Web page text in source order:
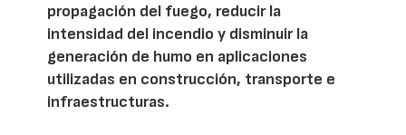
propagación del fuego, reducir la
intensidad del incendio y disminuir la
generación de humo en aplicaciones
utilizadas en construcción, transporte e
infraestructuras.